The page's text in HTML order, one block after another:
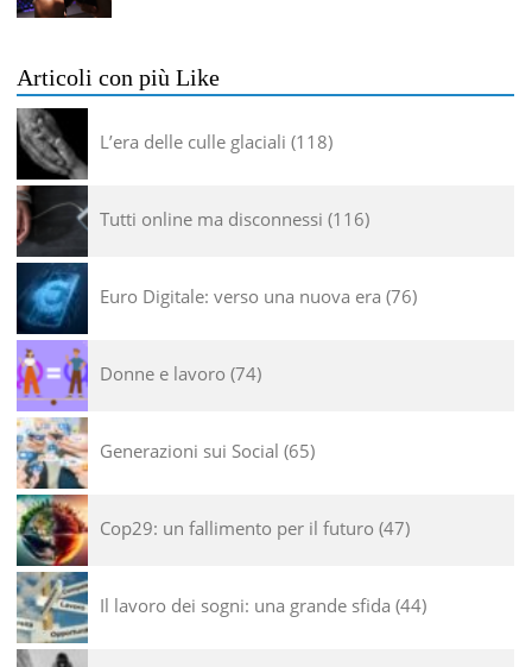
Articoli con più Like
L’era delle culle glaciali 118
Tutti online ma disconnessi 116
Euro Digitale: verso una nuova era 76
Donne e lavoro 74
Generazioni sui Social 65
Cop29: un fallimento per il futuro 47
Il lavoro dei sogni: una grande sfida 44